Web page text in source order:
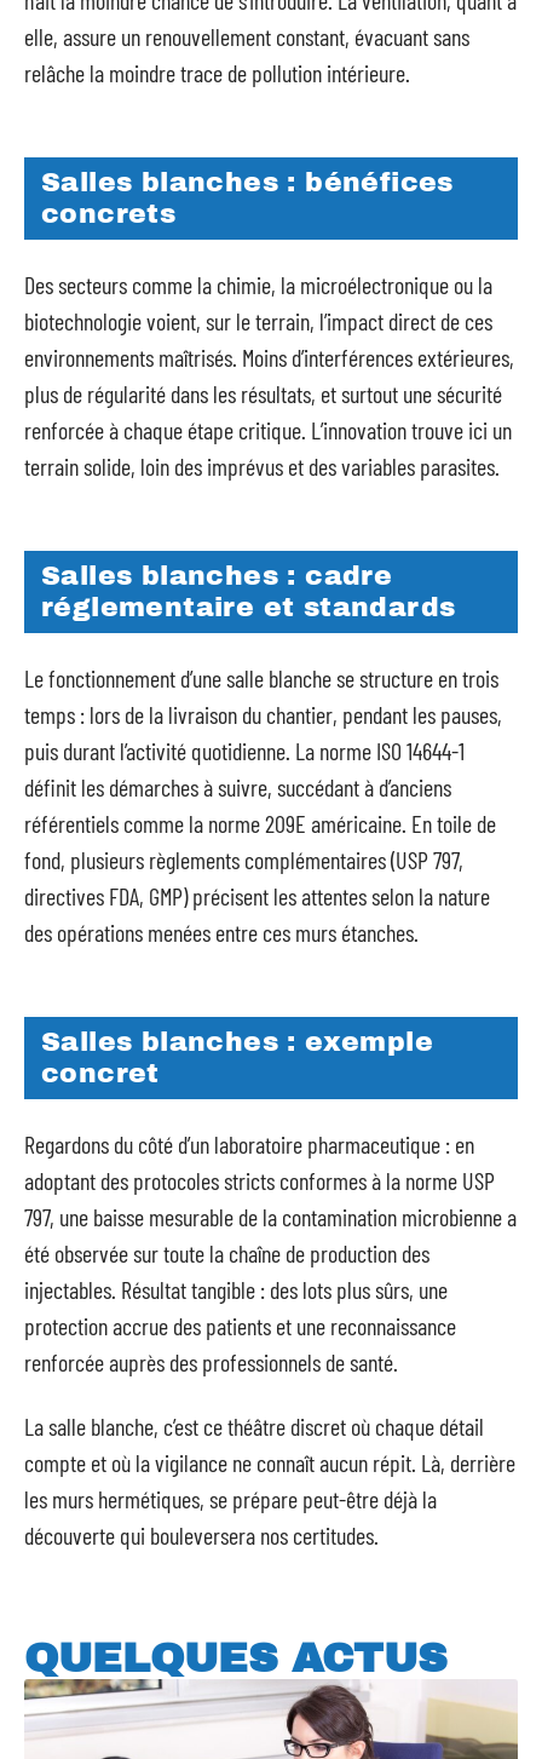
elle, assure un renouvellement constant, évacuant sans
relâche la moindre trace de pollution intérieure.
Salles blanches : bénéfices
concrets
Des secteurs comme la chimie, la microélectronique ou la
biotechnologie voient, sur le terrain, l’impact direct de ces
environnements maîtrisés. Moins d’interférences extérieures,
plus de régularité dans les résultats, et surtout une sécurité
renforcée à chaque étape critique. L’innovation trouve ici un
terrain solide, loin des imprévus et des variables parasites.
Salles blanches : cadre
réglementaire et standards
Le fonctionnement d’une salle blanche se structure en trois
temps : lors de la livraison du chantier, pendant les pauses,
puis durant l’activité quotidienne. La norme ISO 14644-1
définit les démarches à suivre, succédant à d’anciens
référentiels comme la norme 209E américaine. En toile de
fond, plusieurs règlements complémentaires (USP 797,
directives FDA, GMP) précisent les attentes selon la nature
des opérations menées entre ces murs étanches.
Salles blanches : exemple
concret
Regardons du côté d’un laboratoire pharmaceutique : en
adoptant des protocoles stricts conformes à la norme USP
797, une baisse mesurable de la contamination microbienne a
été observée sur toute la chaîne de production des
injectables. Résultat tangible : des lots plus sûrs, une
protection accrue des patients et une reconnaissance
renforcée auprès des professionnels de santé.
La salle blanche, c’est ce théâtre discret où chaque détail
compte et où la vigilance ne connaît aucun répit. Là, derrière
les murs hermétiques, se prépare peut-être déjà la
découverte qui bouleversera nos certitudes.
QUELQUES ACTUS